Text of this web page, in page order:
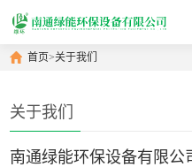
首页>关于我们
关于我们
南通绿能环保设备有限公